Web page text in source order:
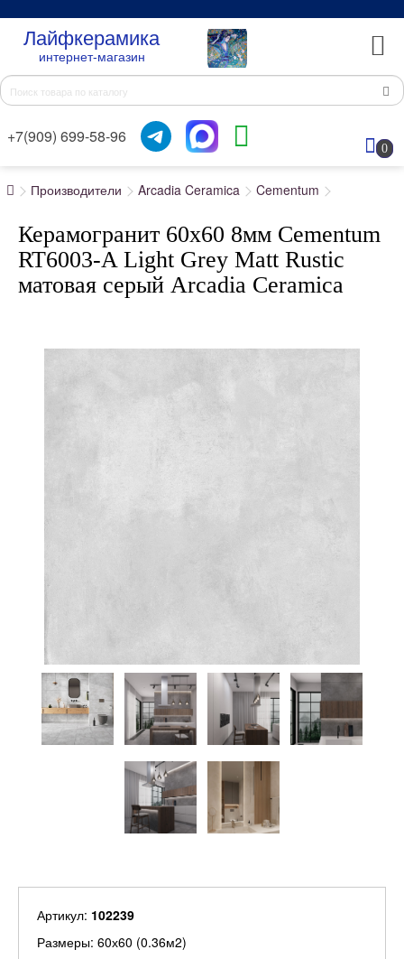
Лайфкерамика
интернет-магазин
+7(909) 699-58-96
0
Производители Arcadia Ceramica Cementum
Керамогранит 60x60 8мм Cementum
RT6003-A Light Grey Matt Rustic
матовая серый Arcadia Ceramica
Артикул: 102239
Размеры: 60х60 (0.36м2)